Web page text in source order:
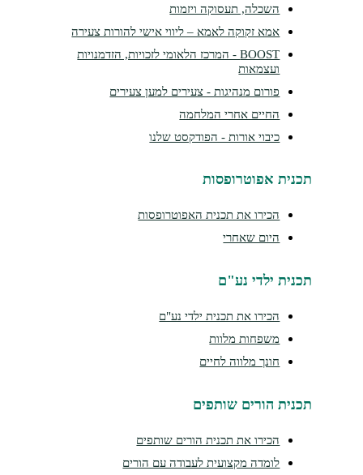
השכלה, תעסוקה ויזמות
אמא זקוקה לאמא – ליווי אישי להורות צעירה
BOOST - המרכז הלאומי לזכויות, הזדמנויות
ועצמאות
פורום מנהיגות - צעירים למען צעירים
החיים אחרי המלחמה
כיבוי אורות - הפודקסט שלנו
תכנית אפוטרופסות
הכירו את תכנית האפוטרופסות
היום שאחרי
תכנית ילדי נע"ם
הכירו את תכנית ילדי נע"ם
משפחות מלוות
חונך מלווה לחיים
תכנית הורים שותפים
הכירו את תכנית הורים שותפים
לומדה מקצועית לעבודה עם הורים